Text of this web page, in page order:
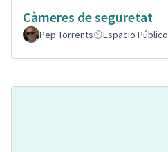
Càmeres de seguretat
Pep Torrents
Espacio Público